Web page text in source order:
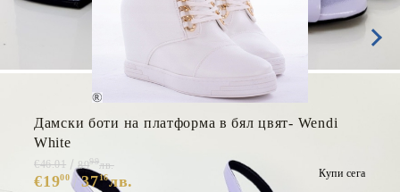
Дамски боти на платформа в бял цвят- Wendi
White
€1900 3716лв.
€46.01 8999лв.
Купи сега